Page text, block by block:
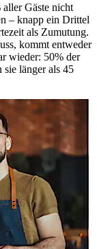
Gäste nicht
– knapp ein Drittel
als Zumutung.
kommt entweder
wieder: 50% der
sie länger als 45